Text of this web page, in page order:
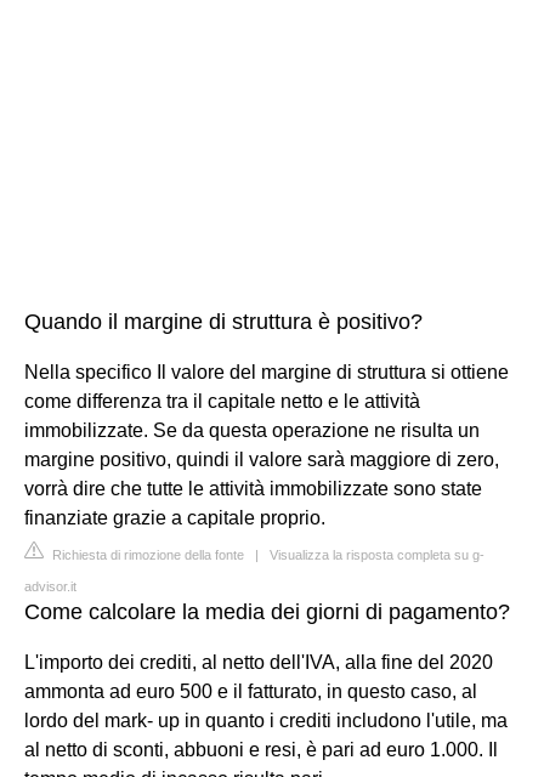
Quando il margine di struttura è positivo?
Nella specifico Il valore del margine di struttura si ottiene
come differenza tra il capitale netto e le attività
immobilizzate. Se da questa operazione ne risulta un
margine positivo, quindi il valore sarà maggiore di zero,
vorrà dire che tutte le attività immobilizzate sono state
finanziate grazie a capitale proprio.
Richiesta di rimozione della fonte | Visualizza la risposta completa su g-
advisor.it
Come calcolare la media dei giorni di pagamento?
L'importo dei crediti, al netto dell'IVA, alla fine del 2020
ammonta ad euro 500 e il fatturato, in questo caso, al
lordo del mark- up in quanto i crediti includono l'utile, ma
al netto di sconti, abbuoni e resi, è pari ad euro 1.000. Il